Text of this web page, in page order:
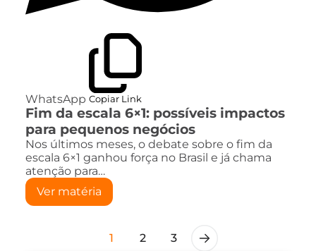
WhatsApp Copiar Link
Fim da escala 6×1: possíveis impactos
para pequenos negócios
Nos últimos meses, o debate sobre o fim da
escala 6×1 ganhou força no Brasil e já chama
atenção para…
Ver matéria
1 2 3